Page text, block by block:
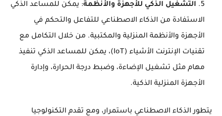
التشغيل الذكي للأجهزة والأنظمة: يمكن للمساعد الذكي
الاستفادة من الذكاء الاصطناعي للتفاعل والتحكم في
الأجهزة والأنظمة المنزلية والمكتبية. من خلال التكامل مع
تقنيات الإنترنت الأشياء (IoT)، يمكن للمساعد الذكي تنفيذ
مهام مثل تشغيل الإضاءة، وضبط درجة الحرارة، وإدارة
الأجهزة المنزلية الذكية.
يتطور الذكاء الاصطناعي باستمرار، ومع تقدم التكنولوجيا